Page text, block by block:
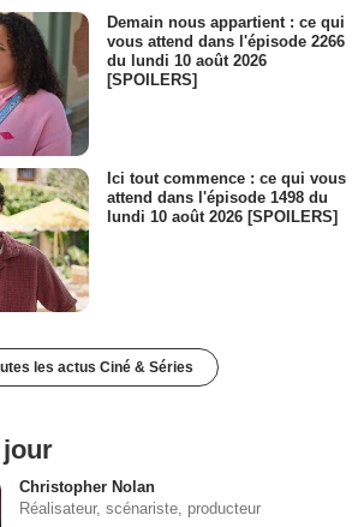
Demain nous appartient : ce qui
vous attend dans l'épisode 2266
du lundi 10 août 2026
[SPOILERS]
Ici tout commence : ce qui vous
attend dans l'épisode 1498 du
lundi 10 août 2026 [SPOILERS]
les actus Ciné & Séries
jour
Christopher Nolan
Réalisateur, scénariste, producteur